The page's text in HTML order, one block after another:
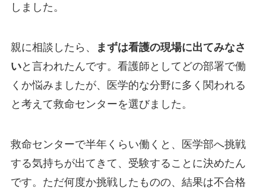
しました。
親に相談したら、
まずは看護の現場に出てみなさ
いと言われたんです。看護師としてどの部署で働
くか悩みましたが、医学的な分野に多く関われる
と考えて救命センターを選びました。
救命センターで半年くらい働くと、医学部へ挑戦
する気持ちが出てきて、受験することに決めたん
です。ただ何度か挑戦したものの、結果は不合格